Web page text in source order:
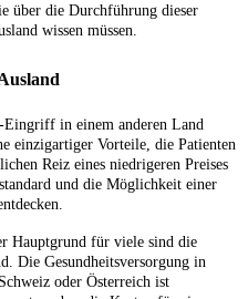
über die Durchführung dieser
wissen müssen.
in einem anderen Land
einzigartiger Vorteile, die Patienten
Reiz eines niedrigeren Preises
und die Möglichkeit einer
Hauptgrund für viele sind die
Die Gesundheitsversorgung in
oder Österreich ist